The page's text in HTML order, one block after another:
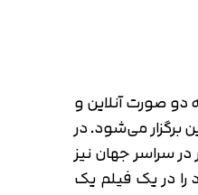
دو صورت آنلاین و
ویکند بصورت آنلاین برگزار می‌شود. در
نیز استارتاپ ویکند در تاریخ 12 الی 14 فوریه 2021 بصورت حضوری برگزار خواهد شد. همزمان در بیش از 50 شهر در سراسر جهان نیز
را در یک فیلم یک